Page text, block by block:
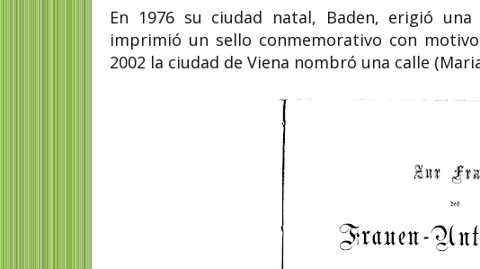
En 1976 su ciudad natal, Baden, erigió
imprimió un sello conmemorativo con
2002 la ciudad de Viena nombró una calle